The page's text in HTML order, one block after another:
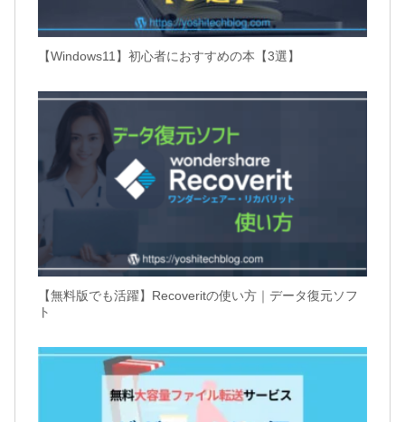
【Windows11】初心者におすすめの本【3選】
【無料版でも活躍】Recoveritの使い方｜データ復元ソフ
ト